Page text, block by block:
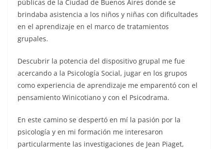
públicas de la Ciudad de Buenos Aires donde se
brindaba asistencia a los niños y niñas con dificultades
en el aprendizaje en el marco de tratamientos
grupales.
Descubrir la potencia del dispositivo grupal me fue
acercando a la Psicología Social, jugar en los grupos
como experiencia de aprendizaje me emparentó con el
pensamiento Winicotiano y con el Psicodrama.
En este camino se despertó en mí la pasión por la
psicología y en mi formación me interesaron
particularmente las investigaciones de Jean Piaget,